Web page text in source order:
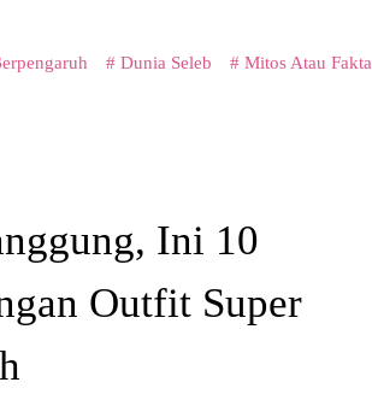
# Dunia Seleb # Mitos Atau Fakta
Ini 10
Outfit Super